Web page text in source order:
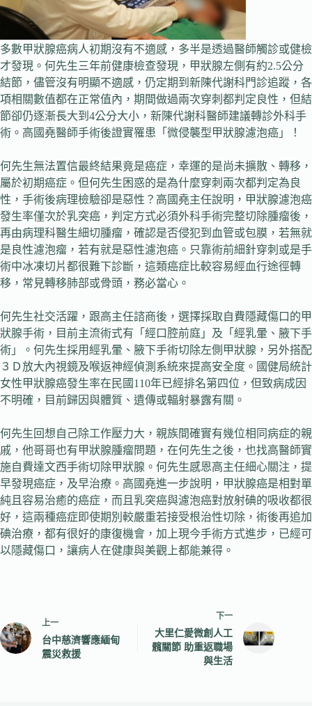
多數甲狀腺癌病人初期沒有不適感，多半是透過醫師觸診或健檢
才發現。何先生三年前健康檢查發現，甲狀腺左側有約2.5公分
結節，儘管沒有明顯不適感，仍定期到新陳代謝科門診追蹤，各
項相關數值都在正常值內，期間做過兩次穿刺都判定良性，但結
節卻仍逐漸長大到4公分大小，新陳代謝科醫師建議轉診外科手
術。高國堯醫師手術後證實罹患「微侵襲型甲狀腺濾泡癌」！
何先生無法置信最終結果竟是癌症，幸運的是尚未擴散、轉移，
屬於初期癌症。但何先生困惑的是為什麼穿刺兩次都判定為良
性，手術後病理檢驗卻是惡性？高國堯主任說明，甲狀腺濾泡癌
發生率僅次於乳突癌，判定方式必須外科手術完整切除腫瘤後，
再由病理科醫生細切腫瘤，確認是否侵犯到血管或包膜，若無就
是良性濾泡瘤，若有就是惡性濾泡癌。只靠術前細針穿刺或是手
術中冰凍切片都很難下診斷，這類癌症比較容易經血行途徑轉
移，常見轉移肺部或骨頭，務必當心。
何先生社交活躍，跟高主任諮商後，選擇採取自費隱藏傷口的甲
狀腺手術，目前主流術式有「經口腔前庭」及「經乳暈、腋下手
術」。何先生採用經乳暈、腋下手術切除左側甲狀腺，另外搭配
３Ｄ放大內視鏡及喉返神經偵測系統來提高安全度。國健局統計
女性甲狀腺癌發生率在民國110年已經排名第四位，但致病成因
不明確，目前歸因與體質、遺傳或輻射暴露有關。
何先生回想自己除工作壓力大，親族間確實有幾位相同病症的親
戚，他哥哥也有甲狀腺腫瘤問題，在何先生之後，也找高醫師實
施自費達文西手術切除甲狀腺。何先生感恩高主任細心關注，提
早發現癌症，及早治療。高國堯進一步說明，甲狀腺癌是相對單
純且容易治癒的癌症，而且乳突癌與濾泡癌對放射碘的吸收都很
好，這兩種癌症即使期別較嚴重若接受根治性切除，術後再追加
碘治療，都有很好的康復機會，加上現今手術方式進步，已經可
以隱藏傷口，讓病人在健康與美觀上都能兼得。
上一
台中慈濟響應緬甸
震災救援
下一
大里仁愛微創人工
髖關節 助重返職場
與生活